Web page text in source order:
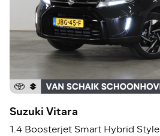
Suzuki Vitara
1.4 Boosterjet Smart Hybrid Style